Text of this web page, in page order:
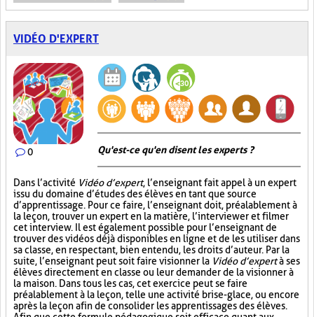
VIDÉO D'EXPERT
0 Qu'est-ce qu'en disent les experts ?
Dans l’activité Vidéo d’expert, l’enseignant fait appel à un expert
issu du domaine d’études des élèves en tant que source
d’apprentissage. Pour ce faire, l’enseignant doit, préalablement à
la leçon, trouver un expert en la matière, l’interviewer et filmer
cet interview. Il est également possible pour l’enseignant de
trouver des vidéos déjà disponibles en ligne et de les utiliser dans
sa classe, en respectant, bien entendu, les droits d’auteur. Par la
suite, l’enseignant peut soit faire visionner la Vidéo d’expertà ses
élèves directement en classe ou leur demander de la visionner à
la maison. Dans tous les cas, cet exercice peut se faire
préalablement à la leçon, telle une activité brise-glace, ou encore
après la leçon afin de consolider les apprentissages des élèves.